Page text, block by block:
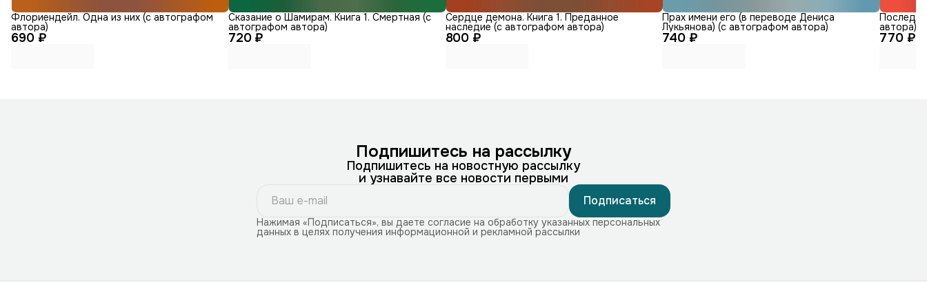
690 ₽
Флориендейл. Одна из них (с автографом
автора)
720 ₽
Сказание о Шамирам. Книга 1. Смертная (с
автографом автора)
800 ₽
Сердце демона. Книга 1. Преданное
наследие (с автографом автора)
740 ₽
Прах имени его (в переводе Дениса
Лукьянова) (с автографом автора)
770 ₽
автора)
Подпишитесь на рассылку
Подпишитесь на новостную рассылку
и узнавайте все новости первыми
Подписаться
Нажимая «Подписаться», вы даете согласие на обработку указанных персональных
данных в целях получения информационной и рекламной рассылки